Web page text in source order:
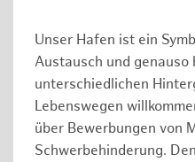
Unser Hafen ist ein
Austausch und
unterschiedlichen
Lebenswegen
über Bewerbungen von
Schwerbehinderung.